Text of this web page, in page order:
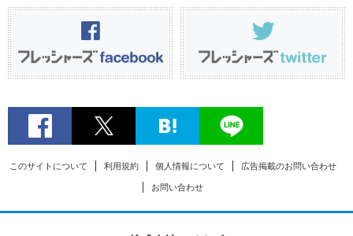
このサイトについて 利用規約 個人情報について 広告掲載のお問い合わせ
お問い合わせ